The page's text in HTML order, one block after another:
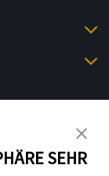
SEHR